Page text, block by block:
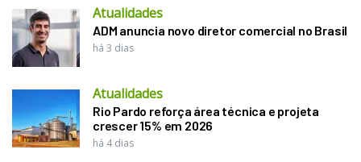
Atualidades
ADM anuncia novo diretor comercial no Brasil
há 3 dias
Atualidades
Rio Pardo reforça área técnica e projeta
crescer 15% em 2026
há 4 dias